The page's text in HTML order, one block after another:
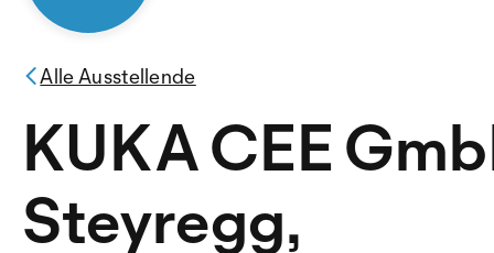
Alle Ausstellende
KUKA CEE
Steyregg,